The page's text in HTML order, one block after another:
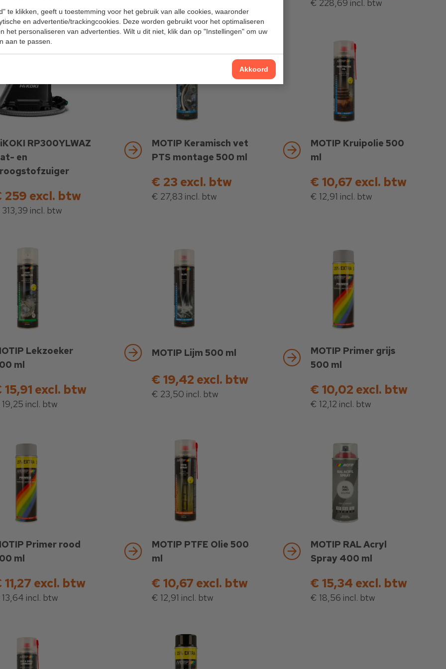
te klikken, geeft u toestemming voor het gebruik van alle cookies, waaronder
en advertentie/trackingcookies. Deze worden gebruikt voor het optimaliseren
het personaliseren van advertenties. Wilt u dit niet, klik dan op "Instellingen" om uw
aan te passen.
Akkoord
€ 228,69 incl. btw
RP300YLWAZ
en
259 excl. btw
incl. btw
MOTIP Keramisch vet
PTS montage 500 ml
€ 23 excl. btw
€ 27,83 incl. btw
MOTIP Kruipolie 500
ml
€ 10,67 excl. btw
€ 12,91 incl. btw
Lekzoeker
ml
15,91 excl. btw
incl. btw
MOTIP Lijm 500 ml
€ 19,42 excl. btw
€ 23,50 incl. btw
MOTIP Primer grijs
500 ml
€ 10,02 excl. btw
€ 12,12 incl. btw
Primer rood
ml
11,27 excl. btw
incl. btw
MOTIP PTFE Olie 500
ml
€ 10,67 excl. btw
€ 12,91 incl. btw
MOTIP RAL Acryl
Spray 400 ml
€ 15,34 excl. btw
€ 18,56 incl. btw